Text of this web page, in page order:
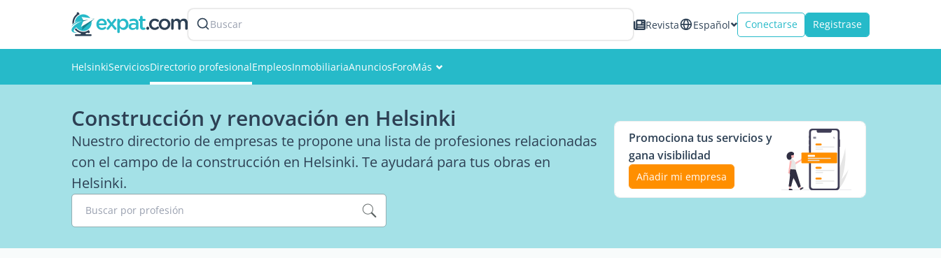
Buscar Revista Español Conectarse Registrase
HelsinkiServiciosDirectorio profesionalEmpleosInmobiliariaAnunciosForoMás
Miembros
Fotos
Construcción y renovación en Helsinki
Nuestro directorio de empresas te propone una lista de profesiones relacionadas
con el campo de la construcción en Helsinki. Te ayudará para tus obras en
Helsinki.
Buscar por profesión
Promociona tus servicios y
gana visibilidad
Añadir mi empresa